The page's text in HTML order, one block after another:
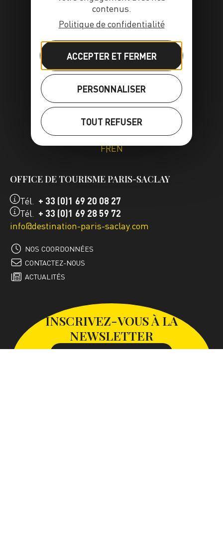
FREN
OFFICE DE TOURISME PARIS-SACLAY
Tél. + 33 (0)1 69 20 08 27
Tél. + 33 (0)1 69 28 59 72
info@destination-paris-saclay.com
NOS COORDONNÉES
CONTACTEZ-NOUS
ACTUALITÉS
INSCRIVEZ-VOUS À LA
NEWSLETTER
contenus.
Politique de confidentialité
ACCEPTER ET FERMER
PERSONNALISER
TOUT REFUSER